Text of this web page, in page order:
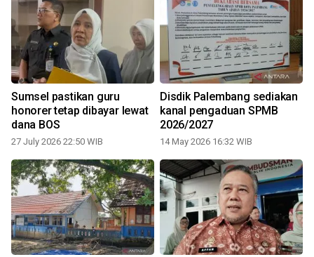
Sumsel pastikan guru
honorer tetap dibayar lewat
dana BOS
27 July 2026 22:50 WIB
Disdik Palembang sediakan
kanal pengaduan SPMB
2026/2027
14 May 2026 16:32 WIB